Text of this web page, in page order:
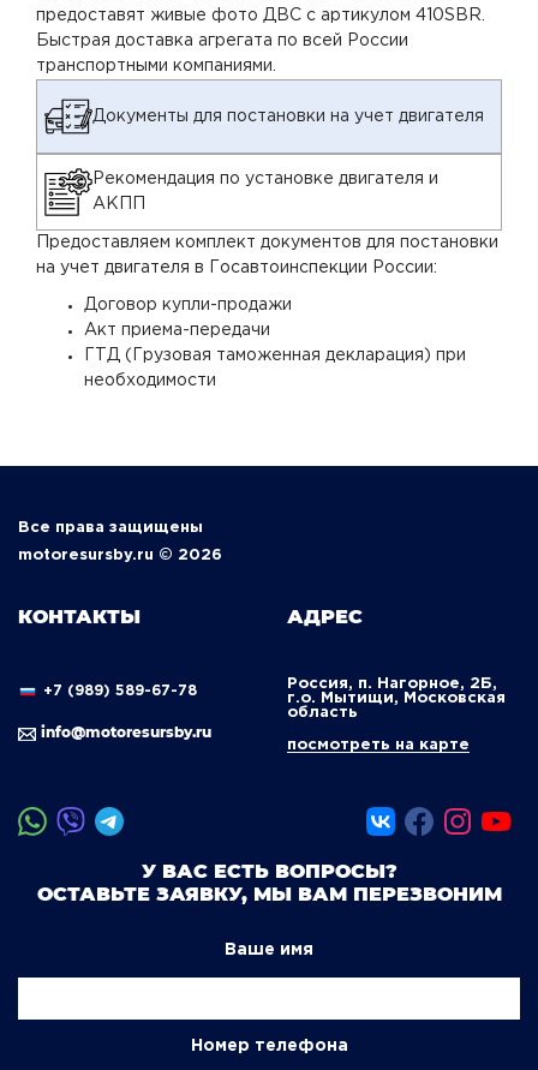
предоставят живые фото ДВС с артикулом 410SBR.
Быстрая доставка агрегата по всей России
транспортными компаниями.
Документы для постановки на учет двигателя
Рекомендация по установке двигателя и
АКПП
Предоставляем комплект документов для постановки
на учет двигателя в Госавтоинспекции России:
Договор купли-продажи
Акт приема-передачи
ГТД (Грузовая таможенная декларация) при
необходимости
Все права защищены
motoresursby.ru © 2026
КОНТАКТЫ
+7 (989) 589-67-78
info@motoresursby.ru
АДРЕС
Россия, п. Нагорное, 2Б,
г.о. Мытищи, Московская
область
посмотреть на карте
У ВАС ЕСТЬ ВОПРОСЫ?
ОСТАВЬТЕ ЗАЯВКУ, МЫ ВАМ ПЕРЕЗВОНИМ
Ваше имя
Номер телефона